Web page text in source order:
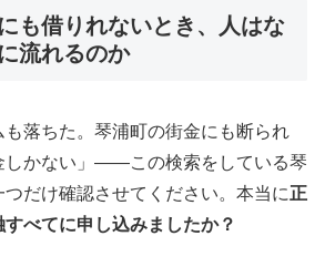
も借りれないとき、人はな
流れるのか
も落ちた。琴浦町の街金にも断られ
しかない」——この検索をしている琴
だけ確認させてください。本当に正
べてに申し込みましたか？